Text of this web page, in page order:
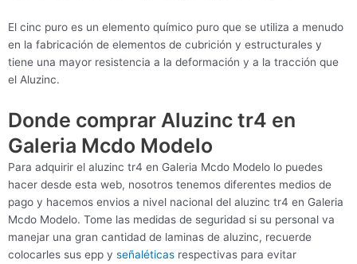
El cinc puro es un elemento químico puro que se utiliza a menudo
en la fabricación de elementos de cubrición y estructurales y
tiene una mayor resistencia a la deformación y a la tracción que
el Aluzinc.
Donde comprar Aluzinc tr4 en
Galeria Mcdo Modelo
Para adquirir el aluzinc tr4 en Galeria Mcdo Modelo lo puedes
hacer desde esta web, nosotros tenemos diferentes medios de
pago y hacemos envios a nivel nacional del aluzinc tr4 en Galeria
Mcdo Modelo. Tome las medidas de seguridad si su personal va
manejar una gran cantidad de laminas de aluzinc, recuerde
colocarles sus epp y señaléticas respectivas para evitar